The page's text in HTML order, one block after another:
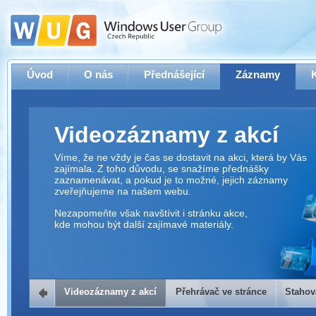
Úvod O nás Přednášející Záznamy
Videozáznamy z akcí
Víme, že ne vždy je čas se dostavit na akci, která by Vás
zajímala. Z toho důvodu, se snažíme přednášky
zaznamenávat, a pokud je to možné, jejich záznamy
zveřejňujeme na našem webu.
Nezapomeňte však navštívit i stránku akce,
kde mohou být další zajímavé materiály.
Přehrávač ve stránce
Videozáznamy z akcí Přehrávač ve stránce